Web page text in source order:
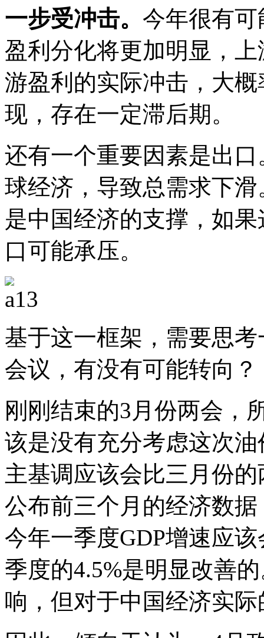
一步受冲击。 今年很有
盈利分化将更加明显，
游盈利的实际冲击，大
现，存在一定滞后期。
还有一个重要因素是出
球经济，导致总需求下
是中国经济的支撑，如
口可能承压。
基于这一框架，需要思
会议，有没有可能转向？
刚刚结束的3月份两会，
该是没有充分考虑这次
主基调应该会比三月份
公布前三个月的经济数
今年一季度GDP增速应
季度的4.5%是明显改善
响，但对于中国经济实